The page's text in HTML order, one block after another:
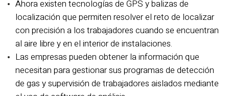
Ahora existen tecnologías de GPS y balizas de
localización que permiten resolver el reto de localizar
con precisión a los trabajadores cuando se encuentran
al aire libre y en el interior de instalaciones.
Las empresas pueden obtener la información que
necesitan para gestionar sus programas de detección
de gas y supervisión de trabajadores aislados mediante